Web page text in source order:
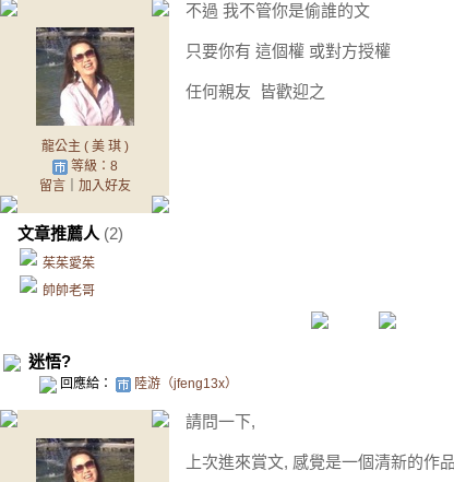
龍公主 ( 美 琪 )
等級：8
留言｜ 加入好友
文章推薦人 (2)
茱茱愛茱
帥帥老哥
不過 我不管你是偷誰的文
只要你有 這個權 或對方授權
任何親友 皆歡迎之
迷悟?
回應給： 陸游（jfeng13x）
請問一下,
上次進來賞文, 感覺是一個清新的作